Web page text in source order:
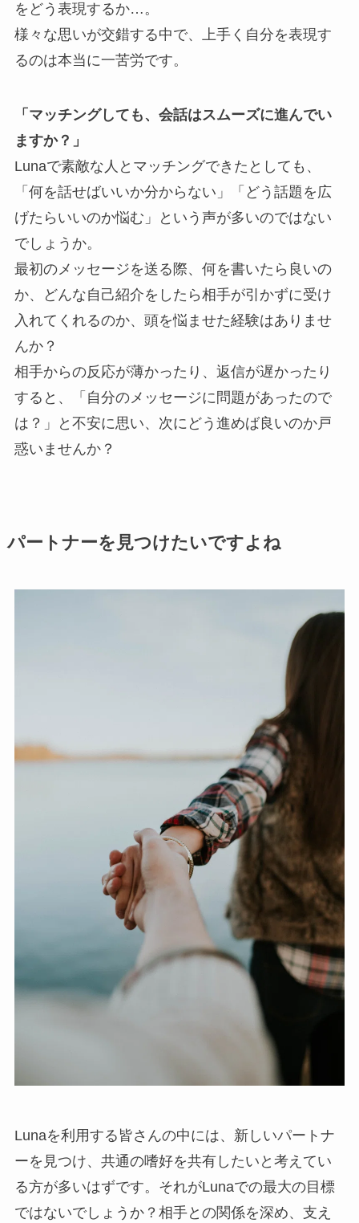
をどう表現するか…。
様々な思いが交錯する中で、上手く自分を表現す
るのは本当に一苦労です。
「マッチングしても、会話はスムーズに進んでい
ますか？」
Lunaで素敵な人とマッチングできたとしても、
「何を話せばいいか分からない」「どう話題を広
げたらいいのか悩む」という声が多いのではない
でしょうか。
最初のメッセージを送る際、何を書いたら良いの
か、どんな自己紹介をしたら相手が引かずに受け
入れてくれるのか、頭を悩ませた経験はありませ
んか？
相手からの反応が薄かったり、返信が遅かったり
すると、「自分のメッセージに問題があったので
は？」と不安に思い、次にどう進めば良いのか戸
惑いませんか？
パートナーを見つけたいですよね
Lunaを利用する皆さんの中には、新しいパートナ
ーを見つけ、共通の嗜好を共有したいと考えてい
る方が多いはずです。それがLunaでの最大の目標
ではないでしょうか？相手との関係を深め、支え